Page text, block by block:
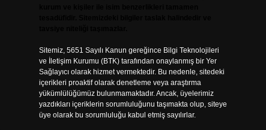
Sitemiz, 5651 Sayılı Kanun gereğince Bilgi Teknolojileri
ve İletişim Kurumu (BTK) tarafından onaylanmış bir Yer
Sağlayıcı olarak hizmet vermektedir. Bu nedenle, sitedeki
içerikleri proaktif olarak denetleme veya araştırma
yükümlülüğümüz bulunmamaktadır. Ancak, üyelerimiz
yazdıkları içeriklerin sorumluluğunu taşımakta olup, siteye
üye olarak bu sorumluluğu kabul etmiş sayılırlar.